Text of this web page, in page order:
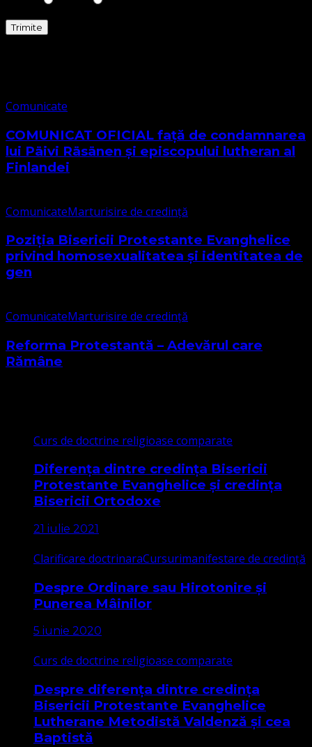
Comunicate
COMUNICAT OFICIAL față de condamnarea
lui Päivi Räsänen și episcopului lutheran al
Finlandei
ComunicateMarturisire de credință
Poziția Bisericii Protestante Evanghelice
privind homosexualitatea și identitatea de
gen
ComunicateMarturisire de credință
Reforma Protestantă – Adevărul care
Rămâne
Curs de doctrine religioase comparate
Diferența dintre credința Bisericii
Protestante Evanghelice și credința
Bisericii Ortodoxe
21 iulie 2021
Clarificare doctrinaraCursurimanifestare de credință
Despre Ordinare sau Hirotonire și
Punerea Mâinilor
5 iunie 2020
Curs de doctrine religioase comparate
Despre diferența dintre credința
Bisericii Protestante Evanghelice
Lutherane Metodistă Valdenză și cea
Baptistă